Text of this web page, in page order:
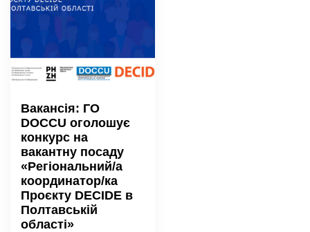
Вакансія: ГО
DOCCU оголошує
конкурс на
вакантну посаду
«Регіональний/а
координатор/ка
Проєкту DECIDE в
Полтавській
області»